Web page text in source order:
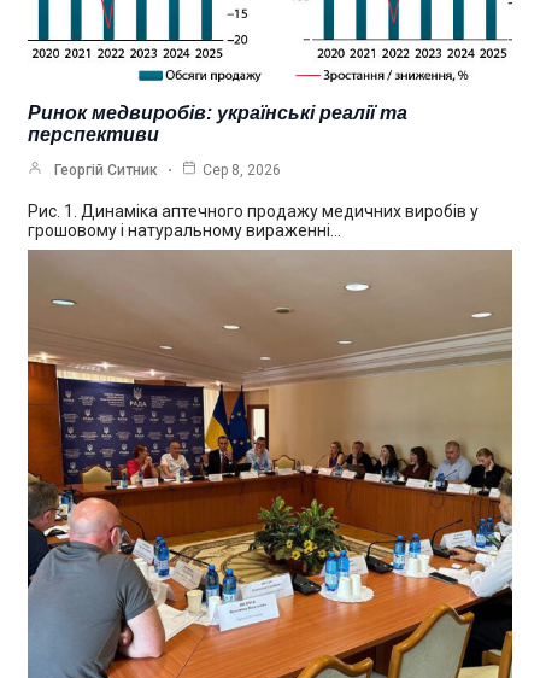
Ринок медвиробів: українські реалії та
перспективи
Георгій Ситник Сер 8, 2026
Рис. 1. Динаміка аптечного продажу медичних виробів у
грошовому і натуральному вираженні…